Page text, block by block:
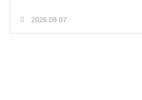
2026.08.07